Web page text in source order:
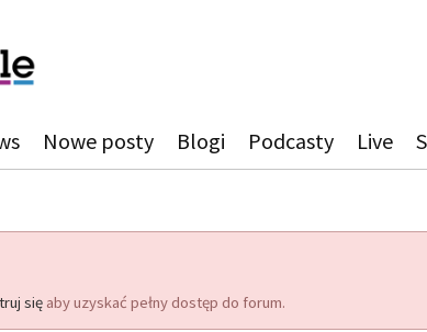
Nowe posty Blogi Podcasty Live
się aby uzyskać pełny dostęp do forum.